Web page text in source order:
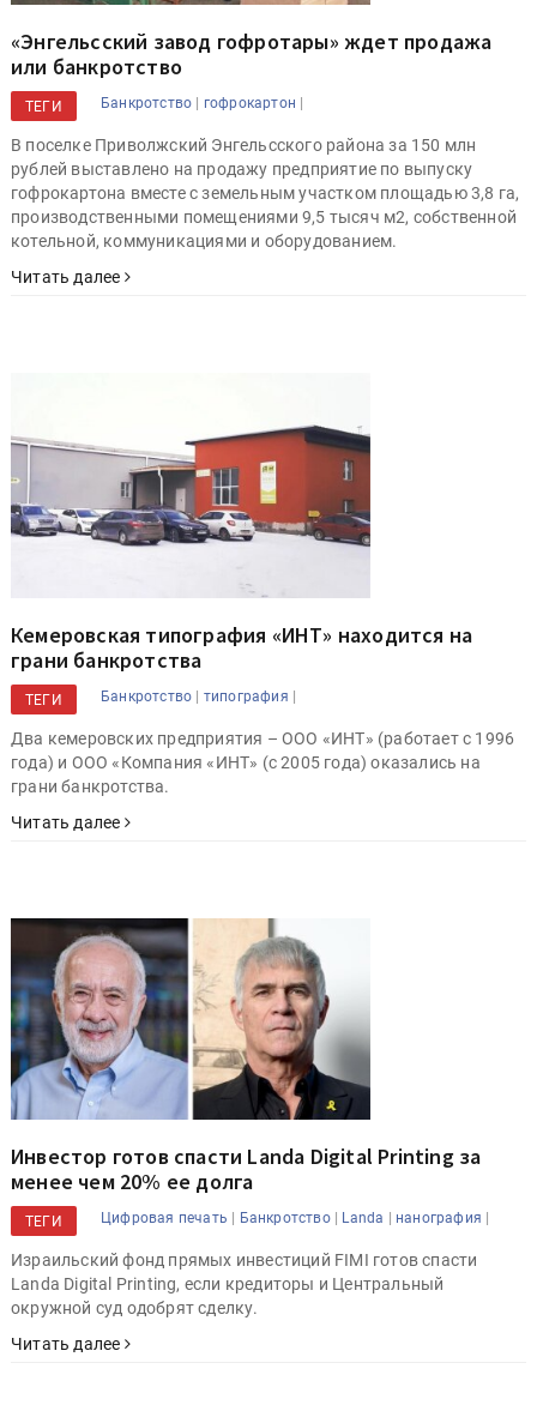
«Энгельсский завод гофротары» ждет продажа
или банкротство
ТЕГИ Банкротство | гофрокартон |
В поселке Приволжский Энгельсского района за 150 млн
рублей выставлено на продажу предприятие по выпуску
гофрокартона вместе с земельным участком площадью 3,8 га,
производственными помещениями 9,5 тысяч м2, собственной
котельной, коммуникациями и оборудованием.
Читать далее
Кемеровская типография «ИНТ» находится на
грани банкротства
ТЕГИ Банкротство | типография |
Два кемеровских предприятия – ООО «ИНТ» (работает с 1996
года) и ООО «Компания «ИНТ» (с 2005 года) оказались на
грани банкротства.
Читать далее
Инвестор готов спасти Landa Digital Printing за
менее чем 20% ее долга
ТЕГИ Цифровая печать | Банкротство| Landa | нанография |
Израильский фонд прямых инвестиций FIMI готов спасти
Landa Digital Printing, если кредиторы и Центральный
окружной суд одобрят сделку.
Читать далее